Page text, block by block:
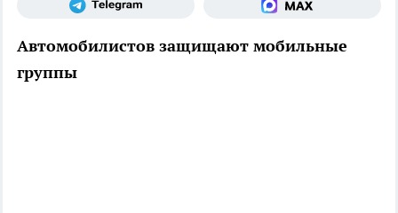
Автомобилистов защищают мобильные
группы